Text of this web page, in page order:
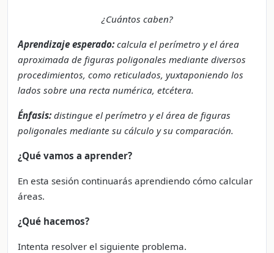
¿Cuántos caben?
Aprendizaje esperado: calcula el perímetro y el área
aproximada de figuras poligonales mediante diversos
procedimientos, como reticulados, yuxtaponiendo los
lados sobre una recta numérica, etcétera.
Énfasis: distingue el perímetro y el área de figuras
poligonales mediante su cálculo y su comparación.
¿Qué vamos a aprender?
En esta sesión continuarás aprendiendo cómo calcular
áreas.
¿Qué hacemos?
Intenta resolver el siguiente problema.